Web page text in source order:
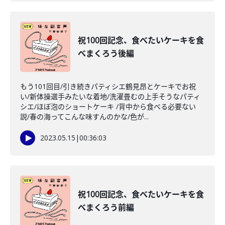
祝100回記念、食べたいケーキを食
べまくろう後編
もう101回目/引き続きパティシエ鶴見昂とケーキでお祝
い/新体操選手みたいな着地/洗濯畳むの上手そうなパティ
シエ/ほぼ泡のショートケーキ /背中から食べる必要ない
説/春の海ってこんな味すんのかな/色が...
2023.05.15 |00:36:03
祝100回記念、食べたいケーキを食
べまくろう前編